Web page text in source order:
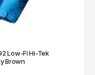
Low-Fi Hi-Tek
Brown